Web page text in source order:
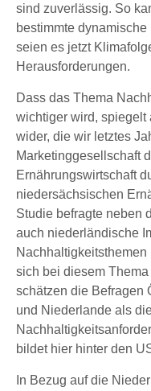
sind zuverlässig. So
bestimmte
seien es jetzt
Herausforderungen.
Dass das Thema
wichtiger wird,
wider, die wir letztes
Marketinggesellschaft
Ernährungswirtschaft
niedersächsischen
Studie befragte neben
auch niederländische
sich bei diesem Thema
schätzen die Befragen
und Niederlande als
bildet hier hinter den
In Bezug auf die